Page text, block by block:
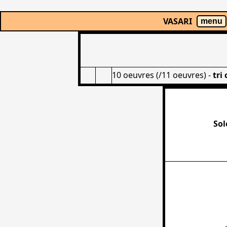
VASARI
menu
10 oeuvres (/11 oeuvres)-tri